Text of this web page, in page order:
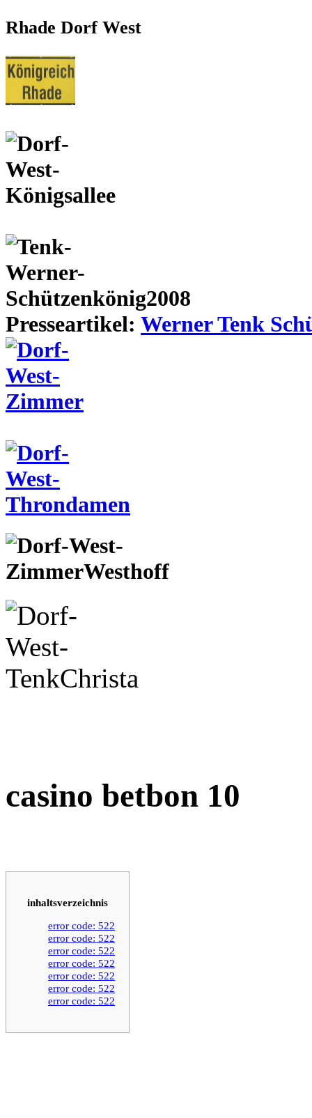
Rhade Dorf West
Presseartikel: Werner Tenk
casino betbon 10
inhaltsverzeichnis
error code: 522
error code: 522
error code: 522
error code: 522
error code: 522
error code: 522
error code: 522